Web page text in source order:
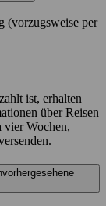
(vorzugsweise per
ist, erhalten
über Reisen
vier Wochen,